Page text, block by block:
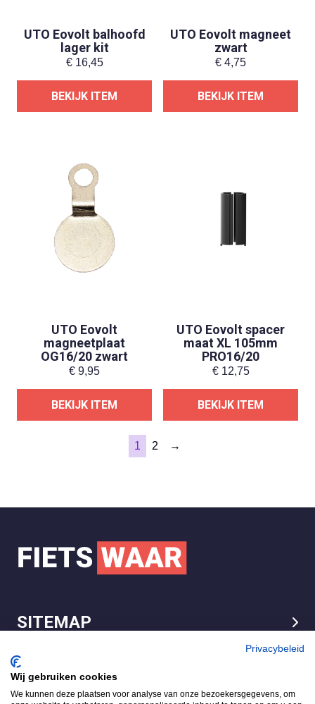
UTO Eovolt balhoofd
lager kit
€16,45
BEKIJK ITEM
UTO Eovolt magneet
zwart
€ 4,75
BEKIJK ITEM
UTO Eovolt
magneetplaat
OG16/20 zwart
€ 9,95
BEKIJK ITEM
UTO Eovolt spacer
maat XL 105mm
PRO16/20
€12,75
BEKIJK ITEM
1 2 →
SITEMAP
LEGAL
FietsWaar.nl
Privacybeleid
Wij gebruiken cookies
We kunnen deze plaatsen voor analyse van onze bezoekersgegevens, om